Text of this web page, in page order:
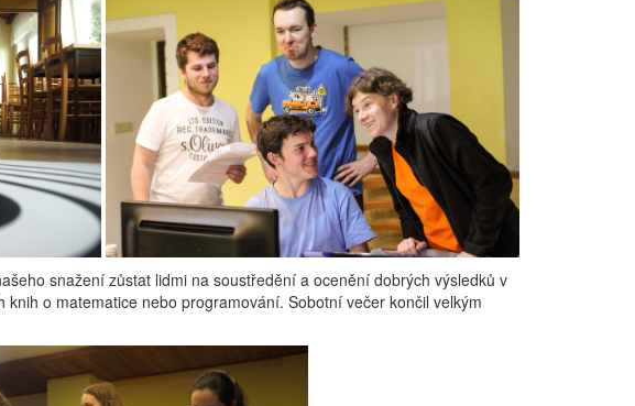
snažení zůstat lidmi na soustředění a ocenění dobrých výsledků v
o matematice nebo programování. Sobotní večer končil velkým